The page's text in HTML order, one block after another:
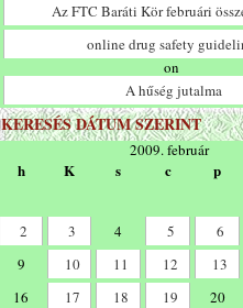
Az FTC Baráti Kör februári
online drug safety
on
A hűség jutalma
KERESÉS DÁTUM SZERINT
2009. február
h K s c p
2
3 4 5 6
9
10 11 12 13
16
17 18 19 20